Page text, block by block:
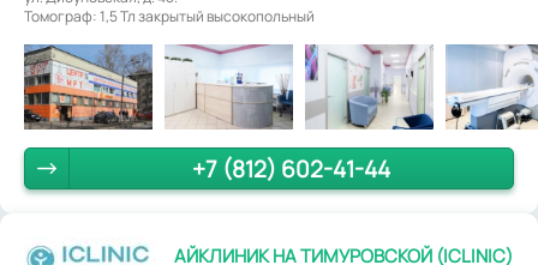
Томограф: 1,5 Тл закрытый высокопольный
+7 (812) 602-41-44
АЙКЛИНИК НА ТИМУРОВСКОЙ (ICLINIC)